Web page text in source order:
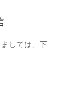
しては、下